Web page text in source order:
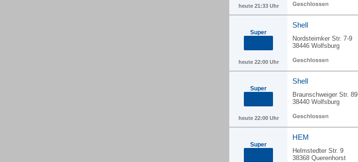
heute 21:33 Uhr
Super
heute 22:00 Uhr
Shell
Nordsteimker Str. 7-9
38446 Wolfsburg
Super
heute 22:00 Uhr
Shell
Braunschweiger Str. 89
38440 Wolfsburg
Super
HEM
Helmstedter Str. 9
38368 Querenhorst